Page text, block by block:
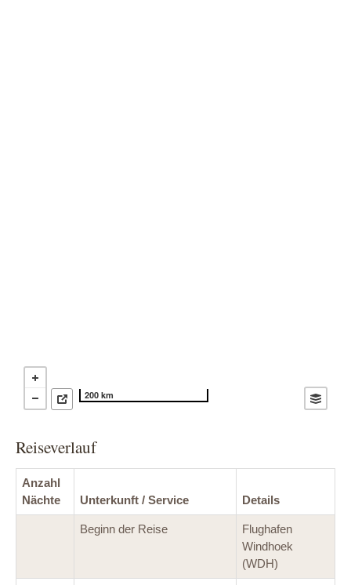
200 km
Reiseverlauf
Anzahl
Nächte
Unterkunft / Service Details
Beginn der Reise
Flughafen
Windhoek
(WDH)